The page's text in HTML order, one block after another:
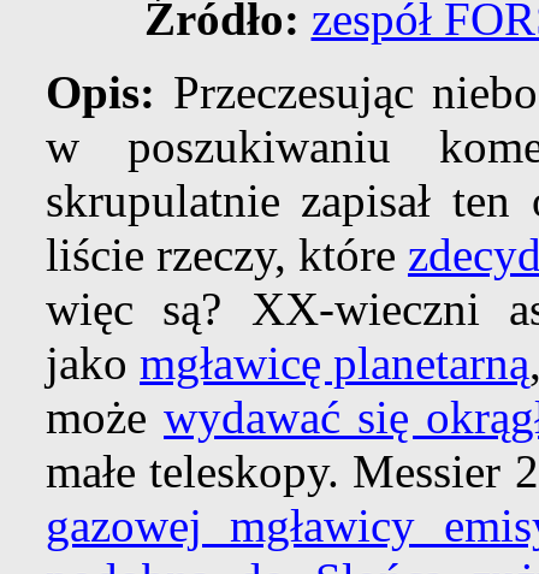
Źródło: zespół
Opis: Przeczesując
w poszukiwaniu
skrupulatnie zapisał
liście rzeczy, które
więc są? XX-wieczni
jakomgławicę planetarną
może wydawać się
małe teleskopy. Messier
gazowej mgławicy